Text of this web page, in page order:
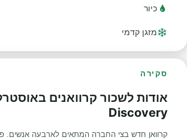
כיור
מזגן קדמי
סקירה
אודות לשכור קרוואנים
Discovery
קרוואן חדש בצי החברה המתאים לארבעה אנשים.